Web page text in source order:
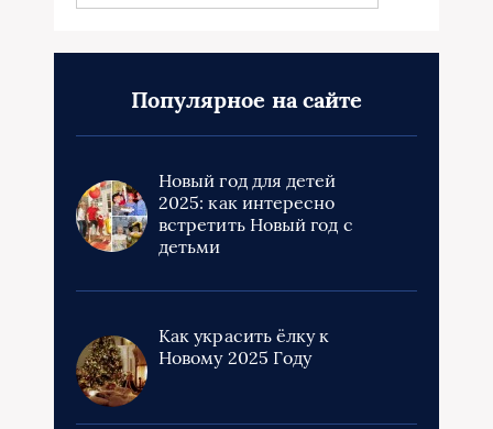
Популярное на сайте
Новый год для детей
2025: как интересно
встретить Новый год с
детьми
Как украсить ёлку к
Новому 2025 Году